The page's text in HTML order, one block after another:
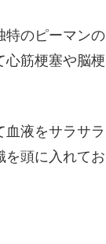
特のピーマンの
心筋梗塞や脳梗
液をサラサラ
を頭に入れてお